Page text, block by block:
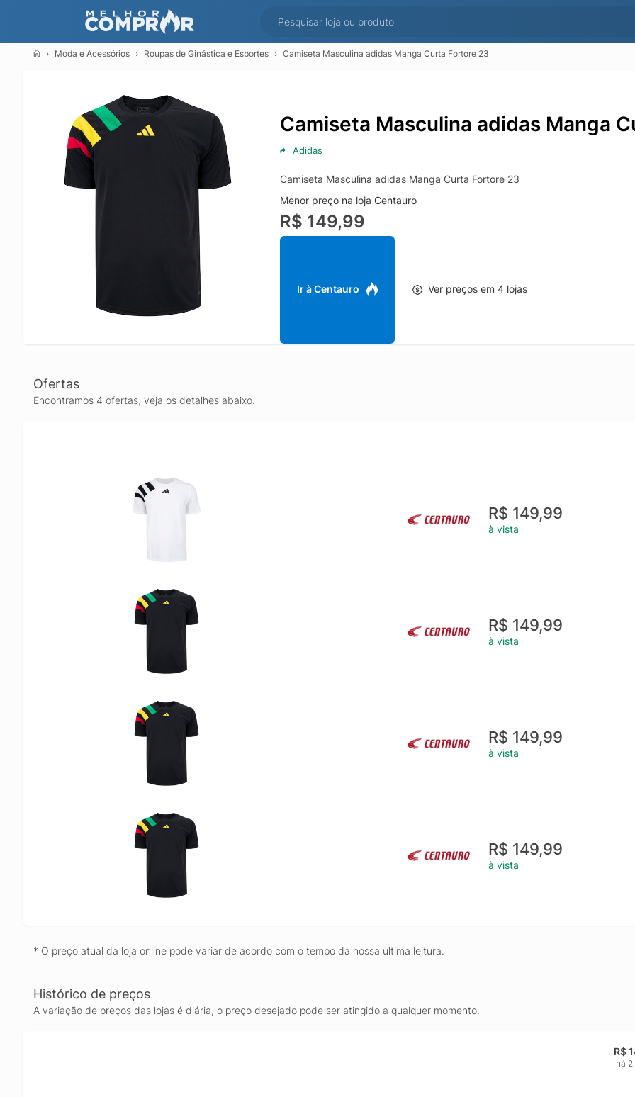
Moda e Acessórios Roupas de Ginástica e Esportes Camiseta Masculina adidas Manga Curta Fortore 23
Camiseta Masculina adidas Manga
Adidas
Camiseta Masculina adidas Manga Curta Fortore 23
Menor preço na loja Centauro
R$ 149,99
Ir à Centauro Ver preços em 4 lojas
Ofertas
Encontramos 4 ofertas, veja os detalhes abaixo.
R$ 149,99
à vista
R$ 149,99
à vista
R$ 149,99
à vista
R$ 149,99
à vista
* O preço atual da loja online pode variar de acordo com o tempo da nossa última leitura.
Histórico de preços
A variação de preços das lojas é diária, o preço desejado pode ser atingido a qualquer momento.
R$
há 2